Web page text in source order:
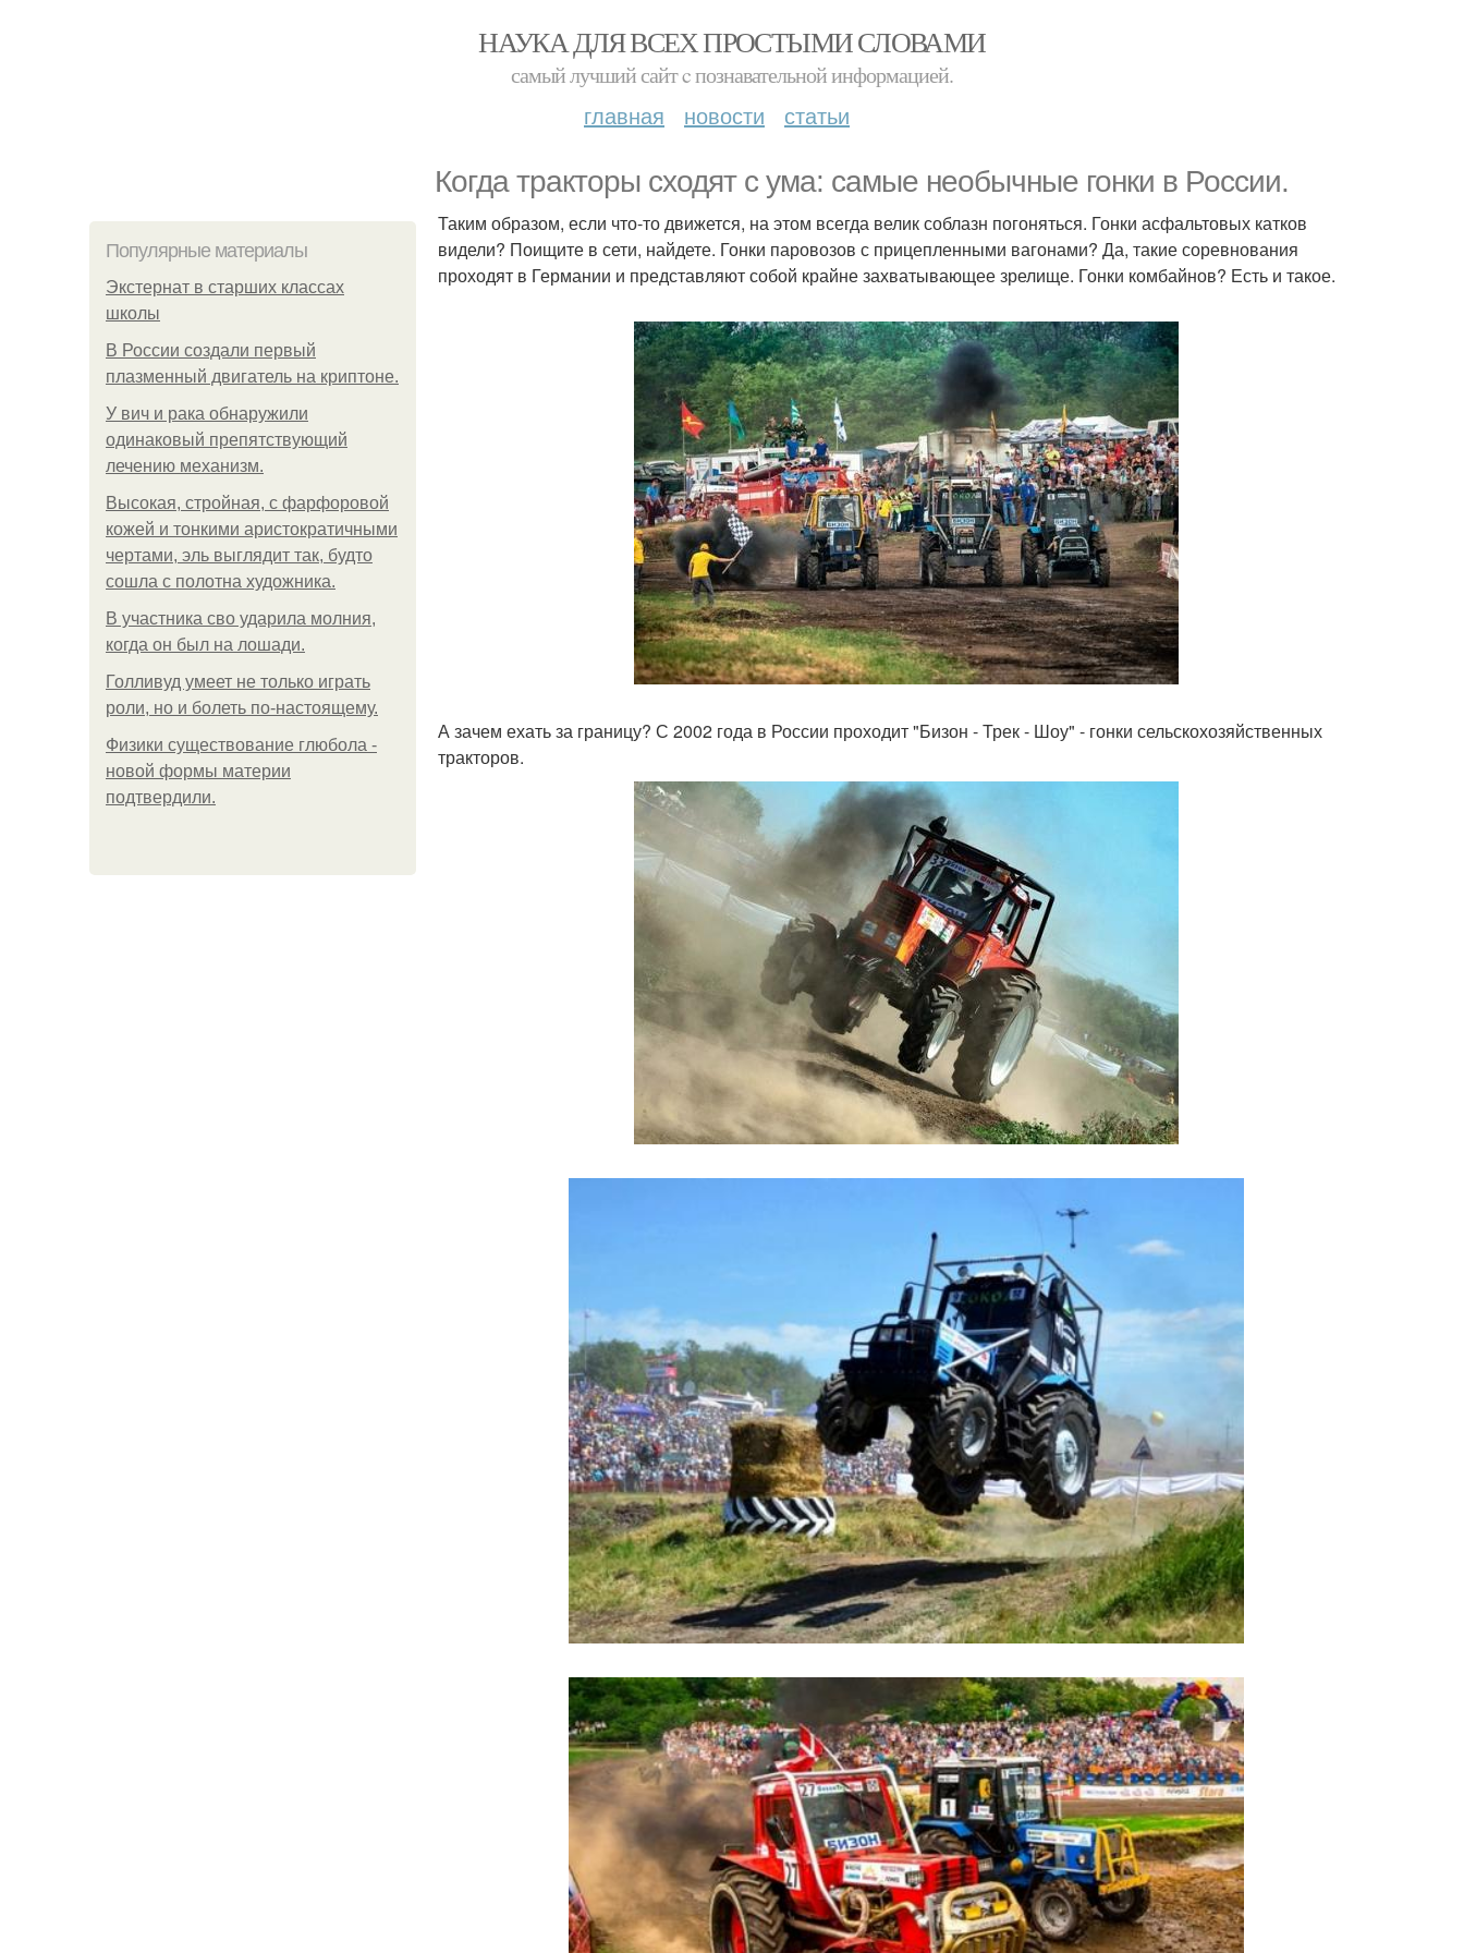
НАУКА ДЛЯ ВСЕХ ПРОСТЫМИ СЛОВАМИ
самый лучший сайт c познавательной информацией.
главная новости статьи
Когда тракторы сходят с ума: самые необычные гонки в России.
Популярные материалы
Экстернат в старших классах
школы
В России создали первый
плазменный двигатель на криптоне.
У вич и рака обнаружили
одинаковый препятствующий
лечению механизм.
Высокая, стройная, с фарфоровой
кожей и тонкими аристократичными
чертами, эль выглядит так, будто
сошла с полотна художника.
В участника сво ударила молния,
когда он был на лошади.
Голливуд умеет не только играть
роли, но и болеть по-настоящему.
Физики существование глюбола -
новой формы материи
подтвердили.
Таким образом, если что-то движется, на этом всегда велик соблазн погоняться. Гонки асфальтовых катков
видели? Поищите в сети, найдете. Гонки паровозов с прицепленными вагонами? Да, такие соревнования
проходят в Германии и представляют собой крайне захватывающее зрелище. Гонки комбайнов? Есть и такое.
А зачем ехать за границу? С 2002 года в России проходит "Бизон - Трек - Шоу" - гонки сельскохозяйственных
тракторов.